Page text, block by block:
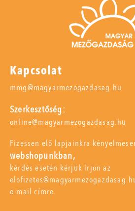
Kapcsolat
mmg@magyarmezogazdasag.hu
Szerkesztőség:
online@magyarmezogazdasag.hu
Fizessen elő lapjainkra
webshopunkban,
kérdés esetén kérjük írjon az
e-mail címre.